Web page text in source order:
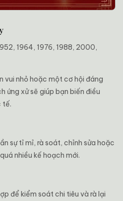
1964, 1976, 1988, 2000,
vui nhỏ hoặc một cơ hội đáng
ứng xử sẽ giúp bạn biến điều
tế.
sự tỉ mỉ, rà soát, chỉnh sửa hoặc
nhiều kế hoạch mới.
để kiểm soát chi tiêu và rà lại